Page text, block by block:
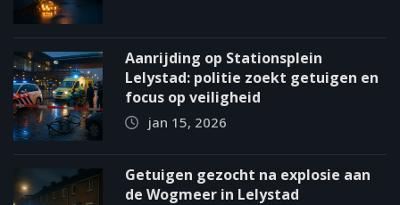
Aanrijding op Stationsplein
Lelystad: politie zoekt getuigen en
focus op veiligheid
jan 15, 2026
Getuigen gezocht na explosie aan
de Wogmeer in Lelystad